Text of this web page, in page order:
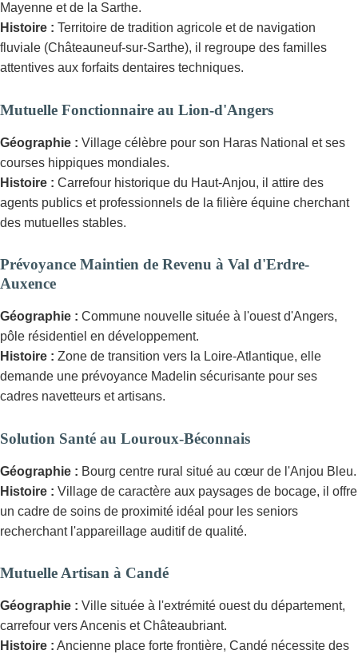
Mayenne et de la Sarthe.
Histoire : Territoire de tradition agricole et de navigation
fluviale (Châteauneuf-sur-Sarthe), il regroupe des familles
attentives aux forfaits dentaires techniques.
Mutuelle Fonctionnaire au Lion-d'Angers
Géographie : Village célèbre pour son Haras National et ses
courses hippiques mondiales.
Histoire : Carrefour historique du Haut-Anjou, il attire des
agents publics et professionnels de la filière équine cherchant
des mutuelles stables.
Prévoyance Maintien de Revenu à Val d'Erdre-
Auxence
Géographie : Commune nouvelle située à l'ouest d'Angers,
pôle résidentiel en développement.
Histoire : Zone de transition vers la Loire-Atlantique, elle
demande une prévoyance Madelin sécurisante pour ses
cadres navetteurs et artisans.
Solution Santé au Louroux-Béconnais
Géographie : Bourg centre rural situé au cœur de l'Anjou Bleu.
Histoire : Village de caractère aux paysages de bocage, il offre
un cadre de soins de proximité idéal pour les seniors
recherchant l'appareillage auditif de qualité.
Mutuelle Artisan à Candé
Géographie : Ville située à l'extrémité ouest du département,
carrefour vers Ancenis et Châteaubriant.
Histoire : Ancienne place forte frontière, Candé nécessite des